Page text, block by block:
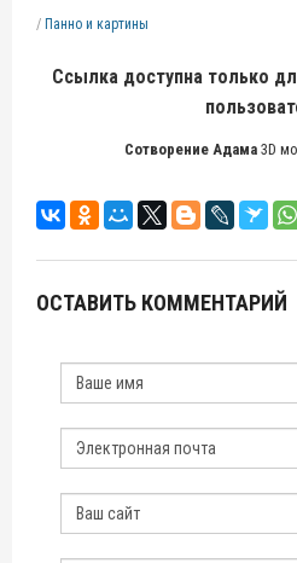
/ Панно и картины
Ссылка доступна только
Сотворение Адама 3D
ОСТАВИТЬ КОММЕНТАРИЙ